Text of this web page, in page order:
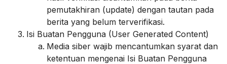
pemutakhiran (update) dengan tautan pada
berita yang belum terverifikasi.
Isi Buatan Pengguna (User Generated Content)
Media siber wajib mencantumkan syarat dan
ketentuan mengenai Isi Buatan Pengguna